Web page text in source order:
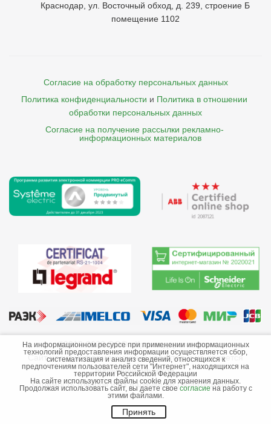
Краснодар, ул. Восточный обход, д. 239, строение Б
помещение 1102
Согласие на обработку персональных данных
Политика конфиденциальности и Политика в отношении
обработки персональных данных
Согласие на получение рассылки рекламно-
    информационных материалов
©2013-2026 ООО «Краснодарэлектро»
Сайт носит информационный характер и не является
публичной офертой.
Стоимость товаров и их наличие не гарантируются.
На информационном ресурсе при применении информационных
технологий предоставления информации осуществляется сбор,
систематизация и анализ сведений, относящихся к
предпочтениям пользователей сети "Интернет", находящихся на
территории Российской Федерации
На сайте используются файлы cookie для хранения данных.
Продолжая использовать сайт, вы даете свое согласие на работу с
этими файлами.
Принять